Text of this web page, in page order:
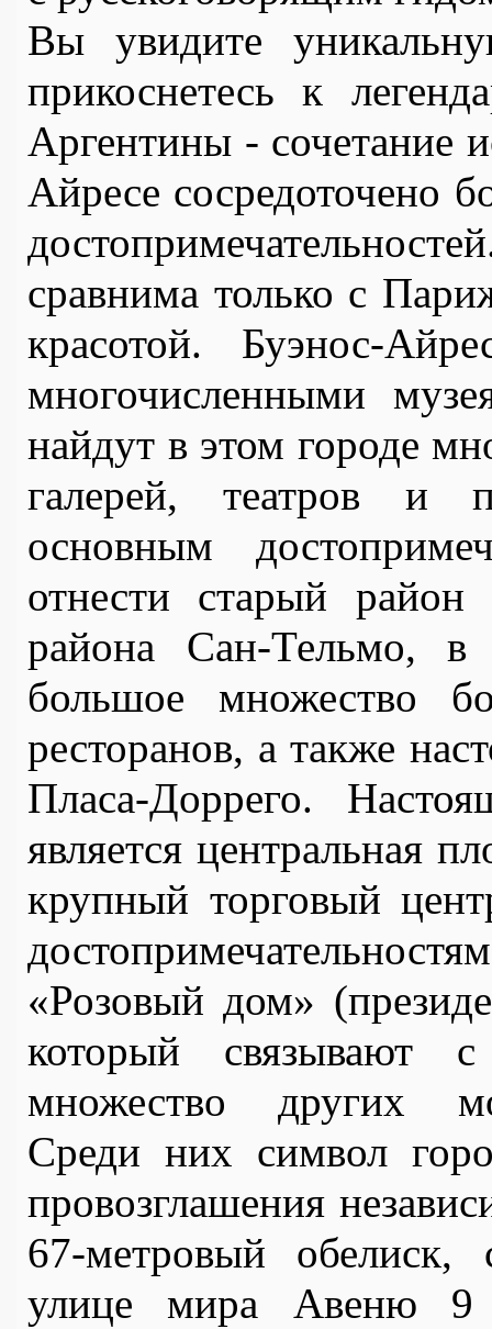
Вы увидите
прикоснетесь к
Аргентины - сочетание
Айресе сосредоточено
сравнима только с
красотой. Буэнос-
многочисленными
найдут в этом городе
галерей, театров и
основным
отнести старый
района Сан-Тельмо,
большое множество
ресторанов, а также
Пласа-Доррего.
является центральная
крупный торговый
«Розовый дом»
который
множество других
Среди них символ
провозглашения
67-метровый
улице мира Авеню 9